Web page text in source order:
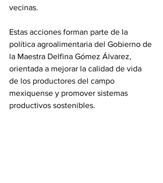
vecinas.
Estas acciones forman parte de la
política agroalimentaria del Gobierno de
la Maestra Delfina Gómez Álvarez,
orientada a mejorar la calidad de vida
de los productores del campo
mexiquense y promover sistemas
productivos sostenibles.